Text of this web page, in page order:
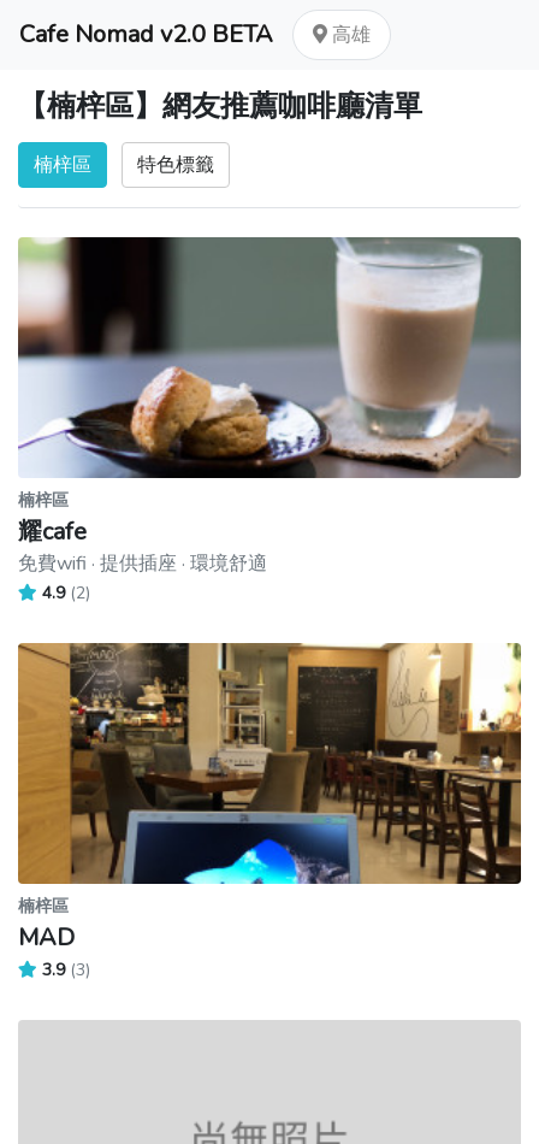
Cafe Nomad v2.0 BETA 高雄
【楠梓區】網友推薦咖啡廳清單
楠梓區 特色標籤
楠梓區
耀cafe
免費wifi · 提供插座 · 環境舒適
4.9 (2)
楠梓區
MAD
3.9 (3)